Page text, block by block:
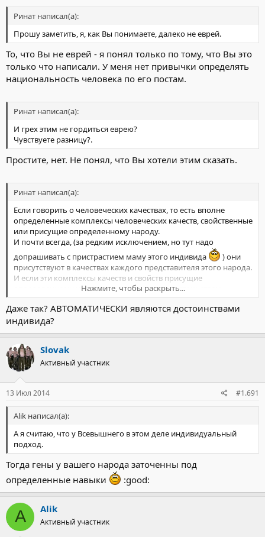
Ринат написал(а):
Прошу заметить, я, как Вы понимаете, далеко не еврей.
То, что Вы не еврей - я понял только по тому, что Вы это
только что написали. У меня нет привычки определять
национальность человека по его постам.
Ринат написал(а):
И грех этим не гордиться еврею?
Чувствуете разницу?.
Простите, нет. Не понял, что Вы хотели этим сказать.
Ринат написал(а):
Если говорить о человеческих качествах, то есть вполне
определенные комплексы человеческих качеств, свойственные
или присущие определенному народу.
И почти всегда, (за редким исключением, но тут надо
допрашивать с пристрастием маму этого индивида
) они
присутствуют в качествах каждого представителя этого народа.
И если эти комплексы качеств и свойств присущие
определенному народу можно отнести к достоинствам,
положительным качествам, присущим всему человечеству, то
почему этим нельзя гордиться, т.к. они автоматически
являются достоинствами определенного индивида -
представителя этого народа.
Нажмите, чтобы раскрыть...
Даже так? АВТОМАТИЧЕСКИ являются достоинствами
индивида?
Slovak
Активный участник
13 Июл 2014 #1.691
Alik написал(а):
А я считаю, что у Всевышнего в этом деле индивидуальный
подход.
Тогда гены у вашего народа заточенны под
определенные навыки
:good:
A Alik
Активный участник